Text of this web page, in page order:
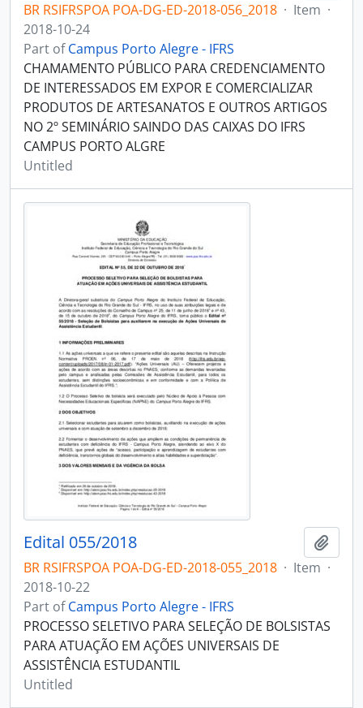
BR RSIFRSPOA POA-DG-ED-2018-056_2018 · Item ·
2018-10-24
Part ofCampus Porto Alegre - IFRS
CHAMAMENTO PÚBLICO PARA CREDENCIAMENTO
DE INTERESSADOS EM EXPOR E COMERCIALIZAR
PRODUTOS DE ARTESANATOS E OUTROS ARTIGOS
NO 2º SEMINÁRIO SAINDO DAS CAIXAS DO IFRS
CAMPUS PORTO ALGRE
Untitled
Edital 055/2018
BR RSIFRSPOA POA-DG-ED-2018-055_2018 · Item ·
2018-10-22
Part ofCampus Porto Alegre - IFRS
PROCESSO SELETIVO PARA SELEÇÃO DE BOLSISTAS
PARA ATUAÇÃO EM AÇÕES UNIVERSAIS DE
ASSISTÊNCIA ESTUDANTIL
Untitled